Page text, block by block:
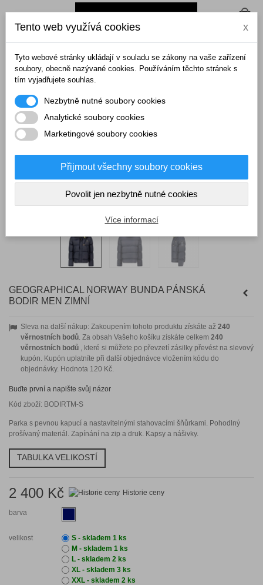
Domů > Pánské bundy a kabáty > Zimní bundy > GEOGRAPHICAL
NORWAY bunda pánská BODIR MEN zimní
GEOGRAPHICAL NORWAY BUNDA PÁNSKÁ
BODIR MEN ZIMNÍ
Sleva na další nákup: Zakoupením tohoto produktu získáte až 240
věrnostních bodů. Za obsah Vašeho košíku získáte celkem 240
věrnostních bodů , které si můžete po převzetí zásilky převést na slevový
kupón. Kupón uplatníte při další objednávce vložením kódu do
objednávky. Hodnota 120 Kč.
Buďte první a napište svůj názor
Kód zboží: BODIRTM-S
Parka s pevnou kapucí a nastavitelnými stahovacími šňůrkami. Pohodlný
prošívaný materiál. Zapínání na zip a druk. Kapsy a nášivky.
TABULKA VELIKOSTÍ
2 400 Kč Historie ceny
barva
velikost S - skladem 1 ks
M - skladem 1 ks
L - skladem 2 ks
XL - skladem 3 ks
XXL - skladem 2 ks
Tento web využívá cookies x
Tyto webové stránky ukládají v souladu se zákony na vaše zařízení
soubory, obecně nazývané cookies. Používáním těchto stránek s
tím vyjadřujete souhlas.
Nezbytně nutné soubory cookies
Analytické soubory cookies
Marketingové soubory cookies
Přijmout všechny soubory cookies
Povolit jen nezbytně nutné cookies
Více informací